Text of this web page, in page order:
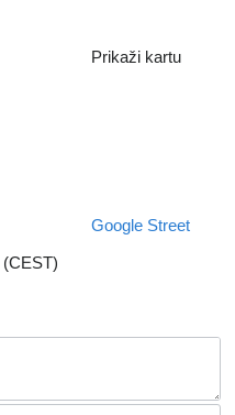
Prikaži kartu
Google Street